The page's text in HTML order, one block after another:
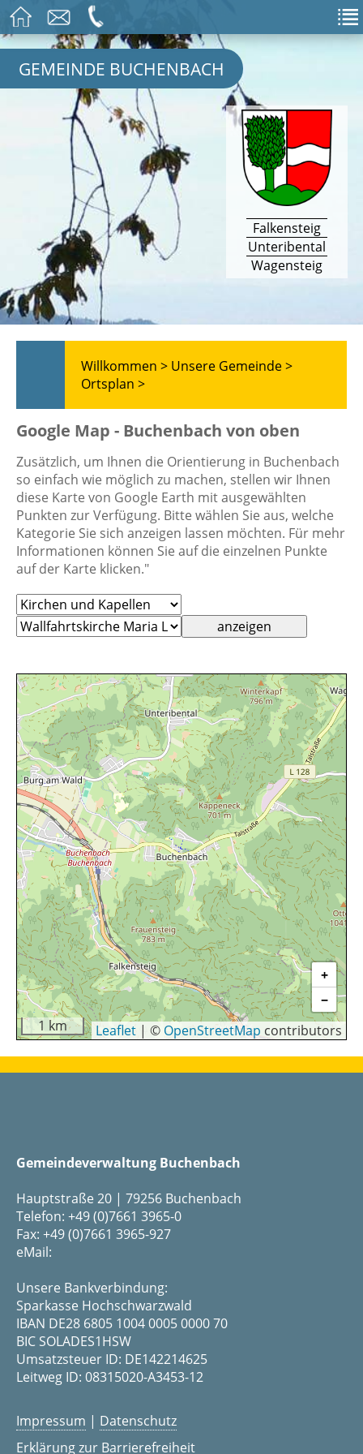
GEMEINDE BUCHENBACH
Falkensteig
Unteribental
Wagensteig
Willkommen > Unsere Gemeinde >
Ortsplan >
Google Map - Buchenbach von oben
Zusätzlich, um Ihnen die Orientierung in Buchenbach
so einfach wie möglich zu machen, stellen wir Ihnen
diese Karte von Google Earth mit ausgewählten
Punkten zur Verfügung. Bitte wählen Sie aus, welche
Kategorie Sie sich anzeigen lassen möchten. Für mehr
Informationen können Sie auf die einzelnen Punkte
auf der Karte klicken."
1 km
+
−
Leaflet | © OpenStreetMap contributors
Gemeindeverwaltung Buchenbach
Hauptstraße 20 | 79256 Buchenbach
Telefon: +49 (0)7661 3965-0
Fax: +49 (0)7661 3965-927
eMail:
Unsere Bankverbindung:
Sparkasse Hochschwarzwald
IBAN DE28 6805 1004 0005 0000 70
BIC SOLADES1HSW
Umsatzsteuer ID: DE142214625
Leitweg ID: 08315020-A3453-12
Impressum | Datenschutz
Erklärung zur Barrierefreiheit